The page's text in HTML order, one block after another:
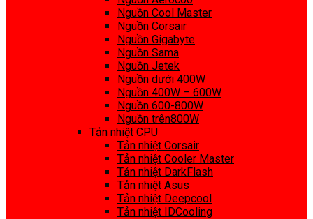
Nguồn Cool Master
Nguồn Corsair
Nguồn Gigabyte
Nguồn Sama
Nguồn Jetek
Nguồn dưới 400W
Nguồn 400W – 600W
Nguồn 600-800W
Nguồn trên800W
Tản nhiệt CPU
Tản nhiệt Corsair
Tản nhiệt Cooler Master
Tản nhiệt DarkFlash
Tản nhiệt Asus
Tản nhiệt Deepcool
Tản nhiệt IDCooling